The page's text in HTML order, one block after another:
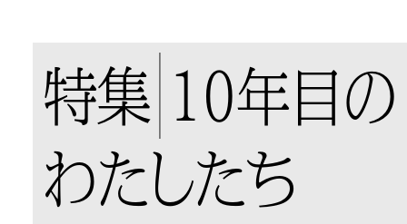
特集 10年目の
わたしたち